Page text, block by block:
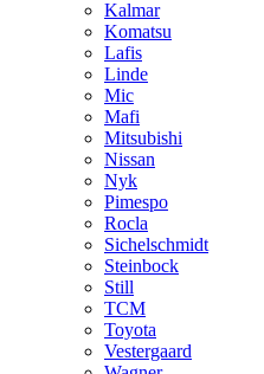
Kalmar
Komatsu
Lafis
Linde
Mic
Mafi
Mitsubishi
Nissan
Nyk
Pimespo
Rocla
Sichelschmidt
Steinbock
Still
TCM
Toyota
Vestergaard